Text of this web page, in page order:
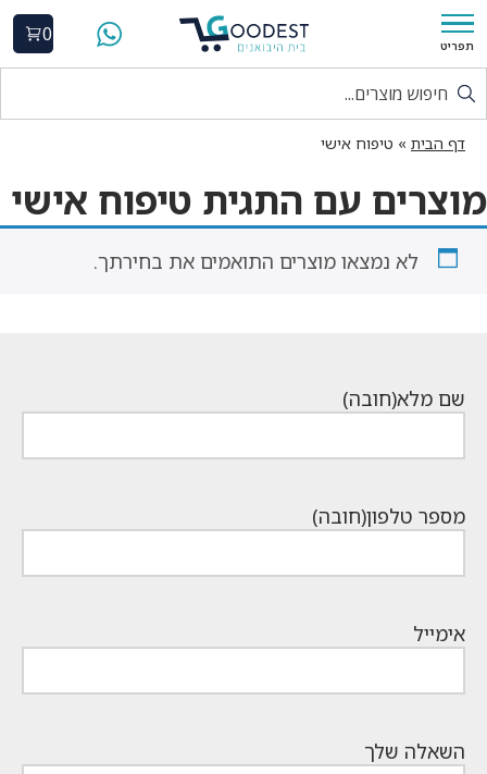
תפריט
0
דף הבית » טיפוח אישי
מוצרים עם התגית טיפוח אישי
לא נמצאו מוצרים התואמים את בחירתך.
שם מלא(חובה)
מספר טלפון(חובה)
אימייל
השאלה שלך